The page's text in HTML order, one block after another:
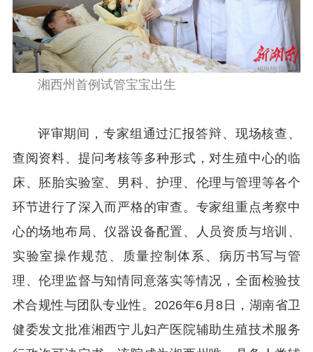
湘西州首例试管宝宝出生
评审期间，专家组通过汇报答辩、现场核查、
查阅资料、提问考核等多种形式，对生殖中心的临
床、胚胎实验室、男科、护理、伦理与管理等各个
环节进行了深入而严格的审查。专家组重点考察中
心的场地布局、仪器设备配置、人员资质与培训、
实验室操作规范、质量控制体系、病历书写与管
理、伦理监督与知情同意落实等情况，全面检验技
术合规性与团队专业性。2026年6月8日，湖南省卫
健委发文批准湘西宁儿妇产医院辅助生殖技术服务